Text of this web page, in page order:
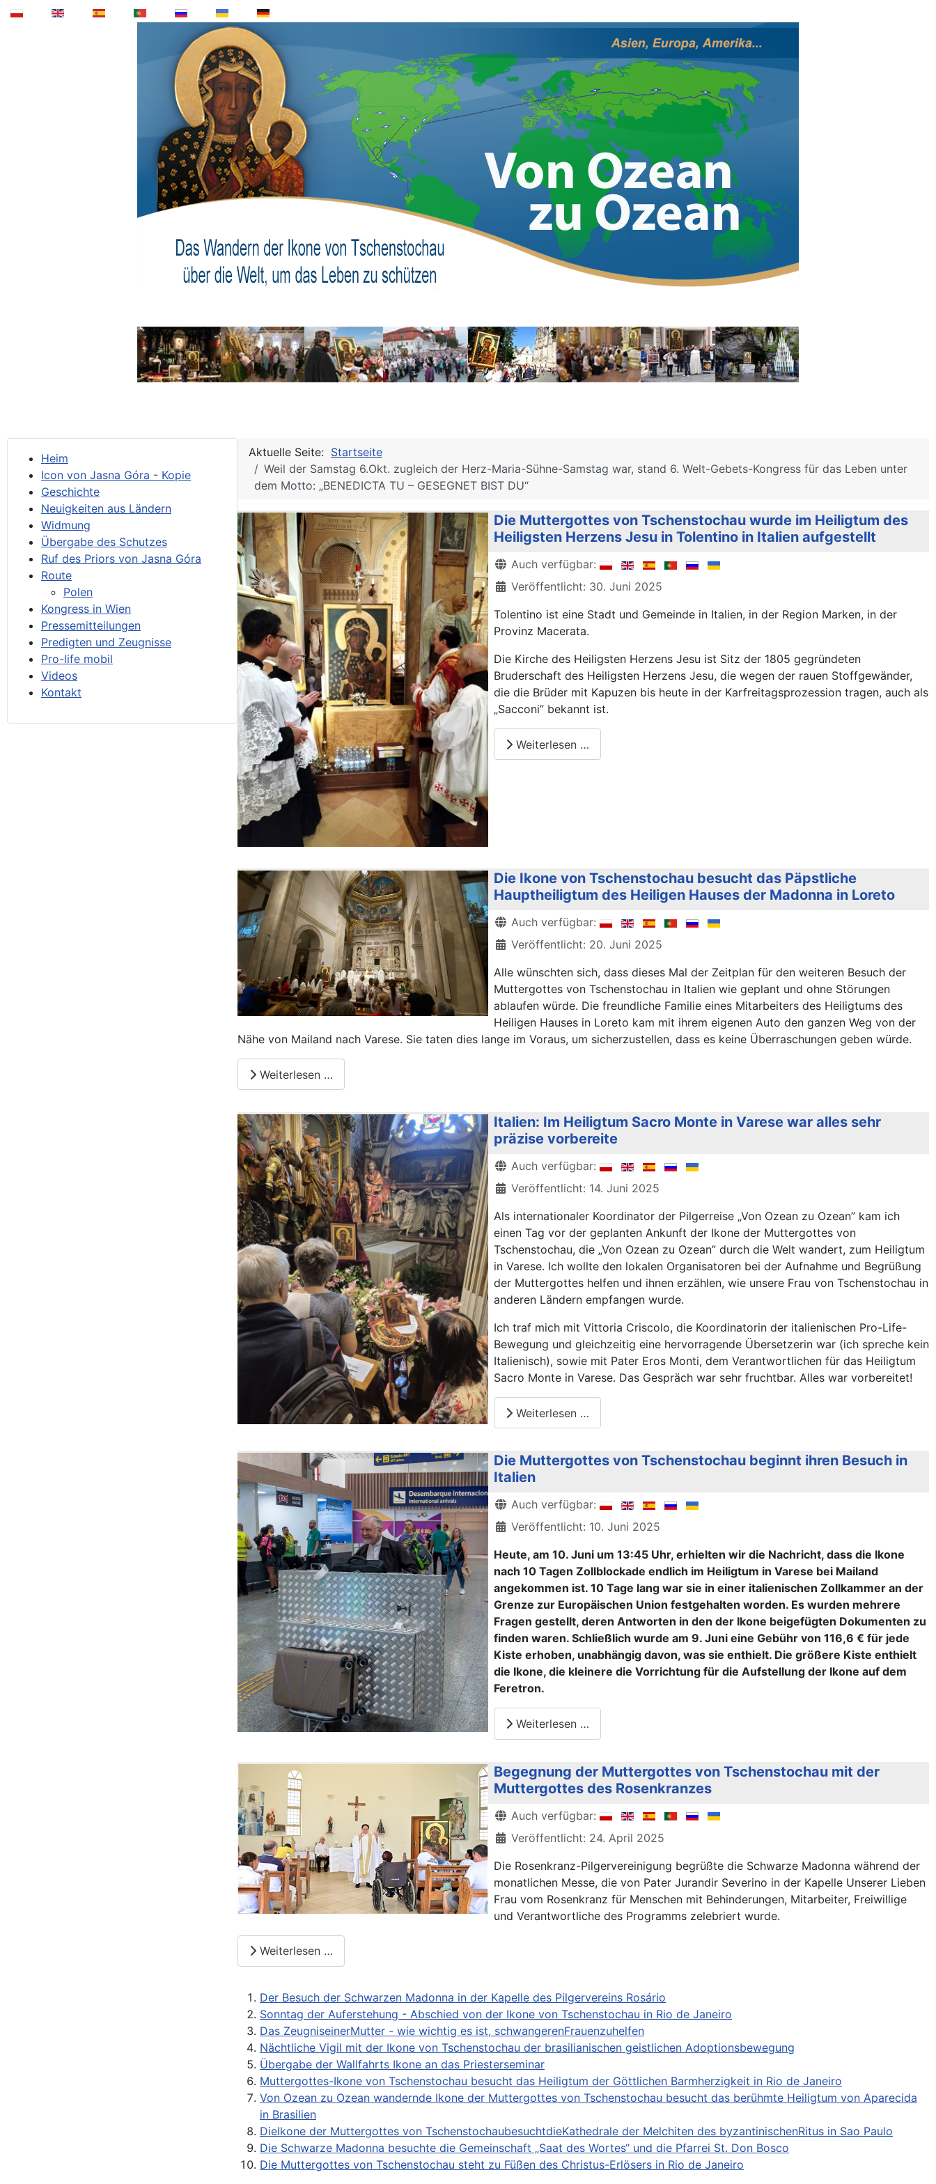
Heim
Icon von Jasna Góra - Kopie
Geschichte
Neuigkeiten aus Ländern
Widmung
Übergabe des Schutzes
Ruf des Priors von Jasna Góra
Route
Polen
Kongress in Wien
Pressemitteilungen
Predigten und Zeugnisse
Pro-life mobil
Videos
Kontakt
Aktuelle Seite: Startseite
Weil der Samstag 6.Okt. zugleich der Herz-Maria-Sühne-Samstag war, stand 6. Welt-Gebets-Kongress für das Leben unter
dem Motto: „BENEDICTA TU – GESEGNET BIST DU“
Die Muttergottes von Tschenstochau wurde im Heiligtum des
Heiligsten Herzens Jesu in Tolentino in Italien aufgestellt
Details
Auch verfügbar:
Veröffentlicht: 30. Juni 2025
Tolentino ist eine Stadt und Gemeinde in Italien, in der Region Marken, in der
Provinz Macerata.
Die Kirche des Heiligsten Herzens Jesu ist Sitz der 1805 gegründeten
Bruderschaft des Heiligsten Herzens Jesu, die wegen der rauen Stoffgewänder,
die die Brüder mit Kapuzen bis heute in der Karfreitagsprozession tragen, auch als
„Sacconi” bekannt ist.
Weiterlesen …
Die Ikone von Tschenstochau besucht das Päpstliche
Hauptheiligtum des Heiligen Hauses der Madonna in Loreto
Details
Auch verfügbar:
Veröffentlicht: 20. Juni 2025
Alle wünschten sich, dass dieses Mal der Zeitplan für den weiteren Besuch der
Muttergottes von Tschenstochau in Italien wie geplant und ohne Störungen
ablaufen würde. Die freundliche Familie eines Mitarbeiters des Heiligtums des
Heiligen Hauses in Loreto kam mit ihrem eigenen Auto den ganzen Weg von der
Nähe von Mailand nach Varese. Sie taten dies lange im Voraus, um sicherzustellen, dass es keine Überraschungen geben würde.
Weiterlesen …
Italien: Im Heiligtum Sacro Monte in Varese war alles sehr
präzise vorbereite
Details
Auch verfügbar:
Veröffentlicht: 14. Juni 2025
Als internationaler Koordinator der Pilgerreise „Von Ozean zu Ozean” kam ich
einen Tag vor der geplanten Ankunft der Ikone der Muttergottes von
Tschenstochau, die „Von Ozean zu Ozean” durch die Welt wandert, zum Heiligtum
in Varese. Ich wollte den lokalen Organisatoren bei der Aufnahme und Begrüßung
der Muttergottes helfen und ihnen erzählen, wie unsere Frau von Tschenstochau in
anderen Ländern empfangen wurde.
Ich traf mich mit Vittoria Criscolo, die Koordinatorin der italienischen Pro-Life-
Bewegung und gleichzeitig eine hervorragende Übersetzerin war (ich spreche kein
Italienisch), sowie mit Pater Eros Monti, dem Verantwortlichen für das Heiligtum
Sacro Monte in Varese. Das Gespräch war sehr fruchtbar. Alles war vorbereitet!
Weiterlesen …
Die Muttergottes von Tschenstochau beginnt ihren Besuch in
Italien
Details
Auch verfügbar:
Veröffentlicht: 10. Juni 2025
Heute, am 10. Juni um 13:45 Uhr, erhielten wir die Nachricht, dass die Ikone
nach 10 Tagen Zollblockade endlich im Heiligtum in Varese bei Mailand
angekommen ist. 10 Tage lang war sie in einer italienischen Zollkammer an der
Grenze zur Europäischen Union festgehalten worden. Es wurden mehrere
Fragen gestellt, deren Antworten in den der Ikone beigefügten Dokumenten zu
finden waren. Schließlich wurde am 9. Juni eine Gebühr von 116,6 € für jede
Kiste erhoben, unabhängig davon, was sie enthielt. Die größere Kiste enthielt
die Ikone, die kleinere die Vorrichtung für die Aufstellung der Ikone auf dem
Feretron.
Weiterlesen …
Begegnung der Muttergottes von Tschenstochau mit der
Muttergottes des Rosenkranzes
DetailsAuch verfügbar:
Veröffentlicht: 24. April 2025
Die Rosenkranz-Pilgervereinigung begrüßte die Schwarze Madonna während der
monatlichen Messe, die von Pater Jurandir Severino in der Kapelle Unserer Lieben
Frau vom Rosenkranz für Menschen mit Behinderungen, Mitarbeiter, Freiwillige
und Verantwortliche des Programms zelebriert wurde.
Weiterlesen …
Der Besuch der Schwarzen Madonna in der Kapelle des Pilgervereins Rosário
Sonntag der Auferstehung - Abschied von der Ikone von Tschenstochau in Rio de Janeiro
Das ZeugniseinerMutter - wie wichtig es ist, schwangerenFrauenzuhelfen
Nächtliche Vigil mit der Ikone von Tschenstochau der brasilianischen geistlichen Adoptionsbewegung
Übergabe der Wallfahrts Ikone an das Priesterseminar
Muttergottes-Ikone von Tschenstochau besucht das Heiligtum der Göttlichen Barmherzigkeit in Rio de Janeiro
Von Ozean zu Ozean wandernde Ikone der Muttergottes von Tschenstochau besucht das berühmte Heiligtum von Aparecida
in Brasilien
DieIkone der Muttergottes von TschenstochaubesuchtdieKathedrale der Melchiten des byzantinischenRitus in Sao Paulo
Die Schwarze Madonna besuchte die Gemeinschaft „Saat des Wortes“ und die Pfarrei St. Don Bosco
Die Muttergottes von Tschenstochau steht zu Füßen des Christus-Erlösers in Rio de Janeiro